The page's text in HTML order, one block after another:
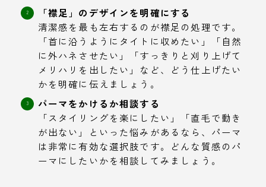
「襟足」のデザインを明確にする
清潔感を最も左右するのが襟足の処理です。
「首に沿うようにタイトに収めたい」「自然
に外ハネさせたい」「すっきりと刈り上げて
メリハリを出したい」など、どう仕上げたい
かを明確に伝えましょう。
パーマをかけるか相談する
「スタイリングを楽にしたい」「直毛で動き
が出ない」といった悩みがあるなら、パーマ
は非常に有効な選択肢です。どんな質感のパ
ーマにしたいかを相談してみましょう。